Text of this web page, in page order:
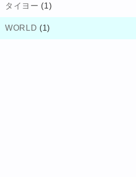
タイヨー (1)
WORLD (1)